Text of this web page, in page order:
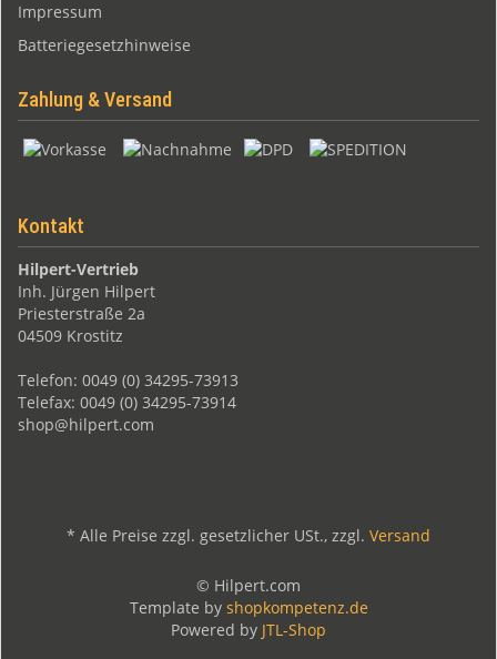
Impressum
Batteriegesetzhinweise
Zahlung & Versand
Kontakt
Hilpert-Vertrieb
Inh. Jürgen Hilpert
Priesterstraße 2a
04509 Krostitz
Telefon: 0049 (0) 34295-73913
Telefax: 0049 (0) 34295-73914
shop@hilpert.com
* Alle Preise zzgl. gesetzlicher USt., zzgl. Versand
© Hilpert.com
Template by shopkompetenz.de
Powered by JTL-Shop